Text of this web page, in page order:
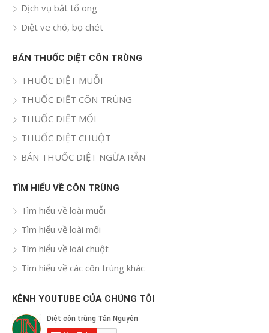
Dịch vụ bắt tổ ong
Diệt ve chó, bọ chét
BÁN THUỐC DIỆT CÔN TRÙNG
THUỐC DIỆT MUỖI
THUỐC DIỆT CÔN TRÙNG
THUỐC DIỆT MỐI
THUỐC DIỆT CHUỘT
BÁN THUỐC DIỆT NGỪA RẮN
TÌM HIỂU VỀ CÔN TRÙNG
Tìm hiểu về loài muỗi
Tìm hiểu về loài mối
Tìm hiểu về loài chuột
Tìm hiểu về các côn trùng khác
KÊNH YOUTUBE CỦA CHÚNG TÔI